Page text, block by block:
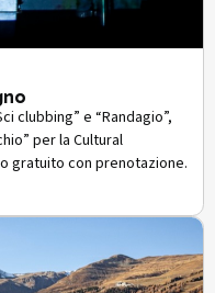
clubbing” e “Randagio”,
per la Cultural
gratuito con prenotazione.